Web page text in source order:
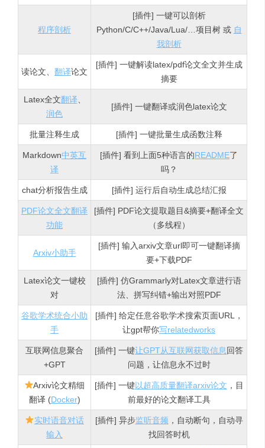
程序剖析
[插件] 一键可以剖析
Python/C/C++/Java/Lua/…项目树 或 自
我剖析
读论文、 翻译论文
[插件] 一键解读latex/pdf论文全文并生成
摘要
Latex全文翻译
润色
[插件] 一键翻译或润色latex论文
批量注释生成 [插件] 一键批量生成函数注释
Markdown中英互
译
[插件] 看到上面5种语言的README了
吗？
chat分析报告生成 [插件] 运行后自动生成总结汇报
PDF论文全文翻译
功能
[插件] PDF论文提取题目&摘要+翻译全文
（多线程）
Arxiv小助手
[插件] 输入arxiv文章url即可一键翻译摘
要+下载PDF
Latex论文一键校
对
[插件] 仿Grammarly对Latex文章进行语
法、拼写纠错+输出对照PDF
谷歌学术统合小助
手
[插件] 给定任意谷歌学术搜索页面URL，
让gpt帮你写relatedworks
互联网信息聚合
+GPT
[插件] 一键让GPT从互联网获取信息 回答
问题，让信息永不过时
Arxiv论文精细
翻译 (Docker)
[插件] 一键以超高质量翻译arxiv论文 ，目
前最好的论文翻译工具
实时语音对话
输入
[插件] 异步监听音频 ，自动断句，自动寻
找回答时机